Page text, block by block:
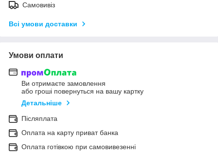
Самовивіз
Всі умови доставки
Умови оплати
Ви отримаєте замовлення
або гроші повернуться на вашу картку
Детальніше
Післяплата
Оплата на карту приват банка
Оплата готівкою при самовивезенні